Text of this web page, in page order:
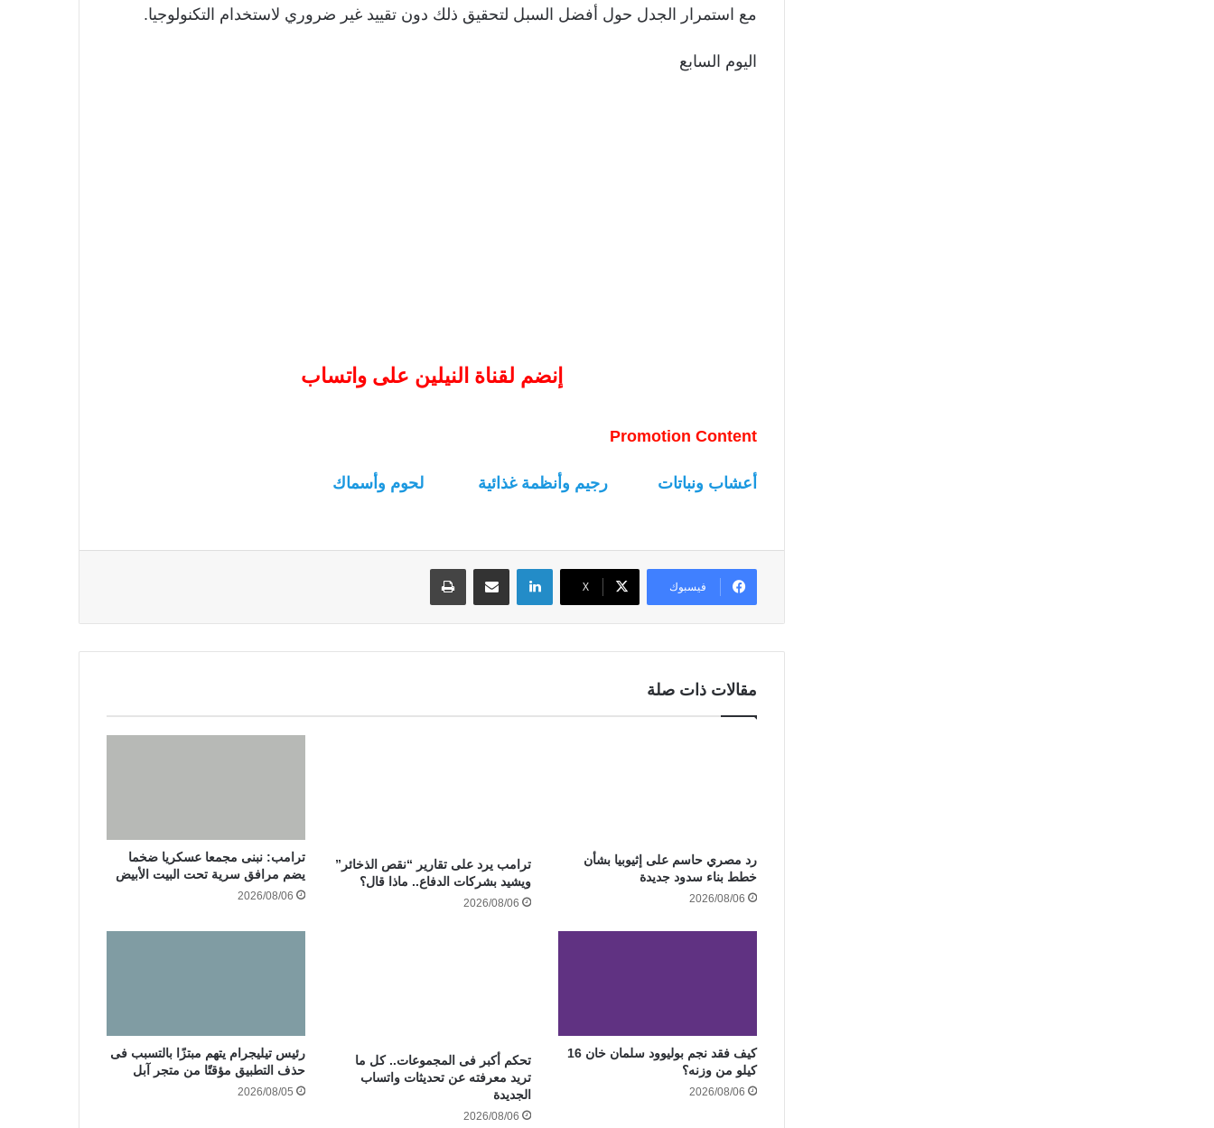
مع استمرار الجدل حول أفضل السبل لتحقيق ذلك دون تقييد غير ضروري لاستخدام التكنولوجيا.
اليوم السابع
إنضم لقناة النيلين على واتساب
Promotion Content
أعشاب ونباتات رجيم وأنظمة غذائية لحوم وأسماك
فيسبوك ‫X
لينكدإن
مقالات ذات صلة
رد مصري حاسم على إثيوبيا بشأن
خطط بناء سدود جديدة
2026/08/06
ترامب يرد على تقارير “نقص الذخائر”
ويشيد بشركات الدفاع.. ماذا قال؟
2026/08/06
ترامب: نبنى مجمعا عسكريا ضخما
يضم مرافق سرية تحت البيت الأبيض
2026/08/06
كيف فقد نجم بوليوود سلمان خان 16
كيلو من وزنه؟
2026/08/06
تحكم أكبر فى المجموعات.. كل ما
تريد معرفته عن تحديثات واتساب
الجديدة
2026/08/06
رئيس تيليجرام يتهم مبتزًا بالتسبب فى
حذف التطبيق مؤقتًا من متجر آبل
2026/08/05